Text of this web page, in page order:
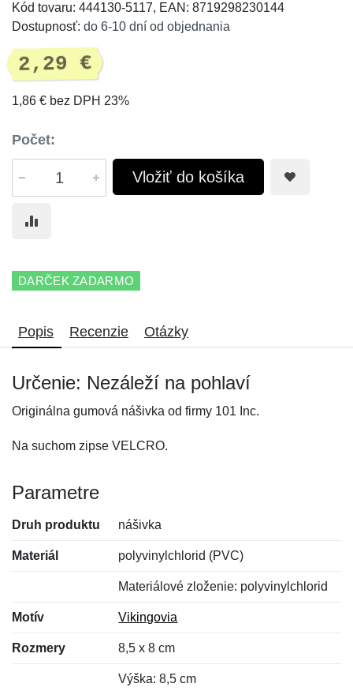
Kód tovaru: 444130-5117, EAN: 8719298230144
Dostupnosť: do 6-10 dní od objednania
2,29 €
1,86 € bez DPH 23%
Počet:
Vložiť do košíka
DARČEK ZADARMO
Popis Recenzie Otázky
Určenie: Nezáleží na pohlaví
Originálna gumová nášivka od firmy 101 Inc.
Na suchom zipse VELCRO.
Parametre
Druh produktu nášivka
Materiál polyvinylchlorid (PVC)
Materiálové zloženie: polyvinylchlorid
Motív Vikingovia
Rozmery 8,5 x 8 cm
Výška: 8,5 cm